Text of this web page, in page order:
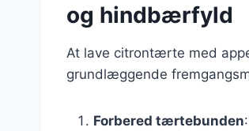
og hindbærfyld
At lave citrontærte med
grundlæggende
Forbered tærtebunden